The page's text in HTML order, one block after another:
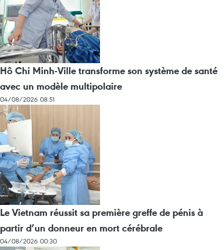
Hô Chi Minh-Ville transforme son système de santé
avec un modèle multipolaire
04/08/2026 08:51
Le Vietnam réussit sa première greffe de pénis à
partir d’un donneur en mort cérébrale
04/08/2026 00:30